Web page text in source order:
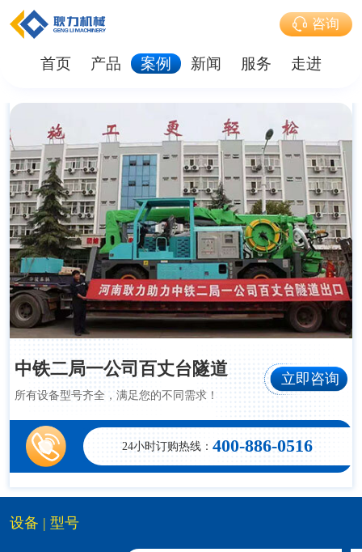
咨询
首页 产品 案例 新闻 服务 走进
中铁二局一公司百丈台隧道
所有设备型号齐全，满足您的不同需求！
立即咨询
24小时订购热线：400-886-0516
设备 | 型号